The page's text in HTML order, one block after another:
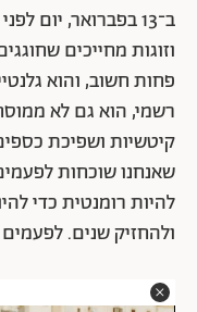
ב־13 בפברואר,
וזוגות מחייכים
פחות חשוב, והוא
רשמי, הוא גם לא
קיטשיות ושפיכת
שאנחנו שוכחות
להיות רומנטית כדי
ולהחזיק שנים.